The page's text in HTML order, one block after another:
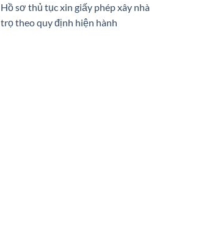
Hồ sơ thủ tục xin giấy phép xây nhà
trọ theo quy định hiện hành